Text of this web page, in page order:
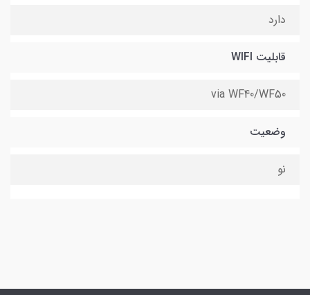
دارد
قابلیت WIFI
via WF40/WF50
وضعیت
نو